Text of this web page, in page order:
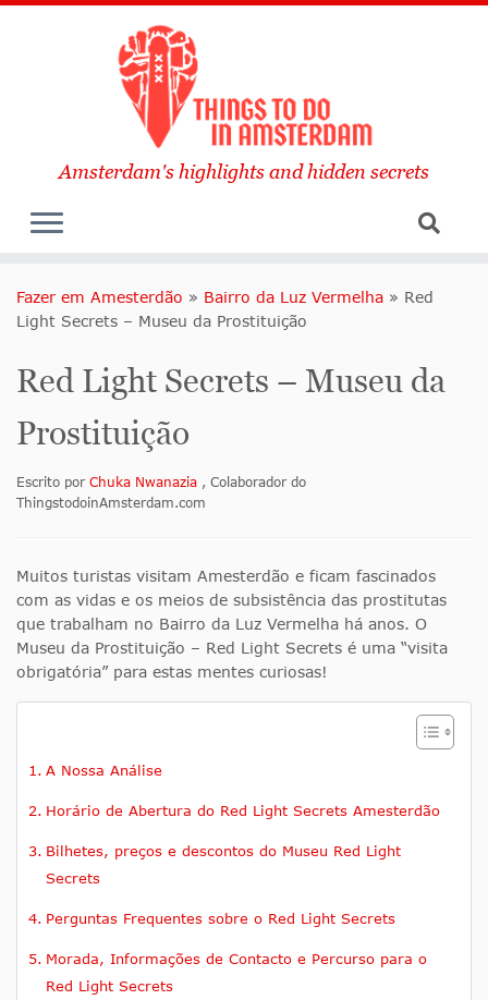
Amsterdam's highlights and hidden secrets
Fazer em Amesterdão » Bairro da Luz Vermelha » Red
Light Secrets – Museu da Prostituição
Red Light Secrets – Museu da
Prostituição
Escrito por Chuka Nwanazia , Colaborador do
ThingstodoinAmsterdam.com
Muitos turistas visitam Amesterdão e ficam fascinados
com as vidas e os meios de subsistência das prostitutas
que trabalham no Bairro da Luz Vermelha há anos. O
Museu da Prostituição – Red Light Secrets é uma “visita
obrigatória” para estas mentes curiosas!
A Nossa Análise
Horário de Abertura do Red Light Secrets Amesterdão
Bilhetes, preços e descontos do Museu Red Light
Secrets
Perguntas Frequentes sobre o Red Light Secrets
Morada, Informações de Contacto e Percurso para o
Red Light Secrets